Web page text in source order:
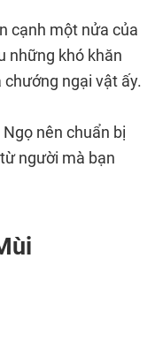
cạnh một nửa của
những khó khăn
ngại vật ấy.
nên chuẩn bị
người mà bạn